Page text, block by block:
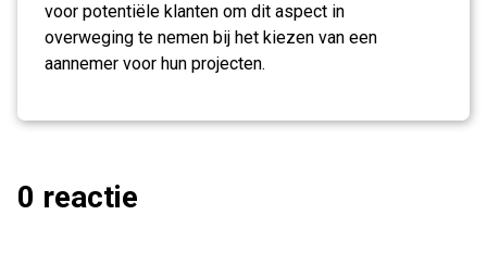
voor potentiële klanten om dit aspect in
overweging te nemen bij het kiezen van een
aannemer voor hun projecten.
0 reactie